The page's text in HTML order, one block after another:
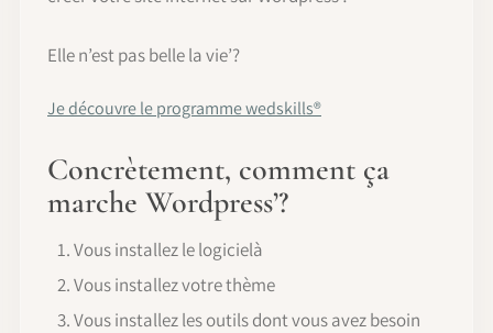
Elle n’est pas belle la vie’?
Je découvre le programme wedskills®
Concrètement, comment ça
marche Wordpress’?
Vous installez le logicielà
Vous installez votre thème
Vous installez les outils dont vous avez besoin